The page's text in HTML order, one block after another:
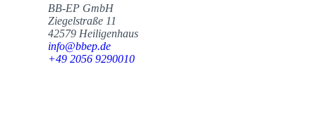
BB-EP GmbH
Ziegelstraße 11
42579 Heiligenhaus
info@bbep.de
+49 2056 9290010